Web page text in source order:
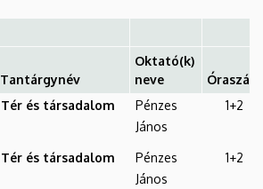
Tantárgynév
Oktató(k)
neve
Óraszám
Tér és társadalom
Pénzes
János
1+2
Tér és társadalom
Pénzes
János
1+2